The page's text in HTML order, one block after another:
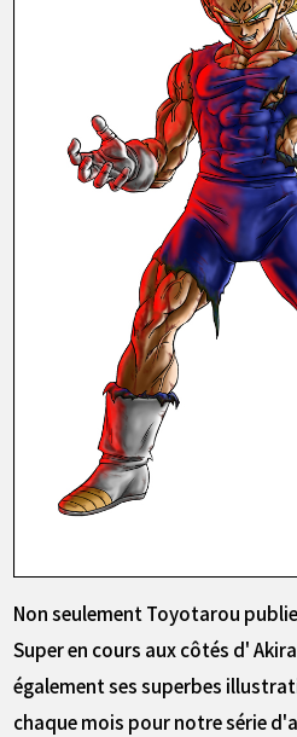
Non seulement Toyotarou
Super en cours aux côtés d'
également ses superbes
chaque mois pour notre série